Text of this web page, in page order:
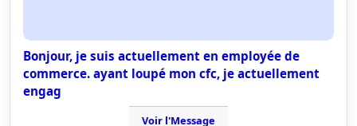
Bonjour, je suis actuellement en employée de
commerce. ayant loupé mon cfc, je actuellement
engag
Voir l'Message